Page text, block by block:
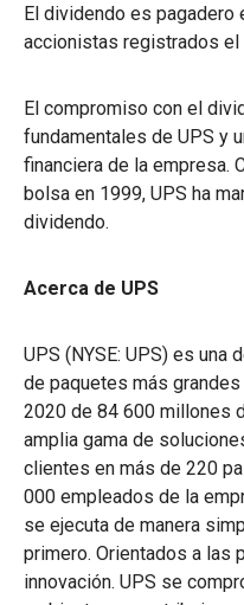
El dividendo es pagadero
accionistas registrados
El compromiso con el
fundamentales de UPS y
financiera de la empresa.
bolsa en 1999, UPS ha
dividendo.
Acerca de UPS
UPS (NYSE: UPS) es una
de paquetes más
2020 de 84 600 millones
amplia gama de
clientes en más de 220
000 empleados de la
se ejecuta de manera
primero. Orientados a las
innovación. UPS se